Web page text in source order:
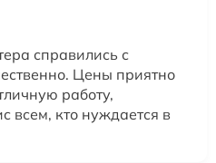
справились с
Цены приятно
работу,
всем, кто нуждается в